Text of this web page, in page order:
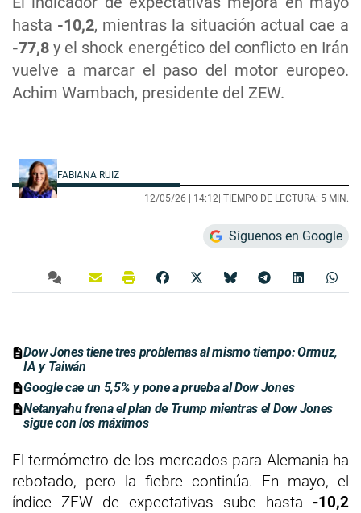
hasta -10,2, mientras la situación actual cae a
-77,8 y el shock energético del conflicto en Irán
vuelve a marcar el paso del motor europeo.
Achim Wambach, presidente del ZEW.
FABIANA RUIZ
12/05/26 | 14:12 | TIEMPO DE LECTURA: 5 MIN.
Síguenos en Google
Dow Jones tiene tres problemas al mismo tiempo: Ormuz,
IA y Taiwán
Google cae un 5,5% y pone a prueba al Dow Jones
Netanyahu frena el plan de Trump mientras el Dow Jones
sigue con los máximos
El termómetro de los mercados para Alemania ha
rebotado, pero la fiebre continúa. En mayo, el
índice ZEW de expectativas sube hasta -10,2